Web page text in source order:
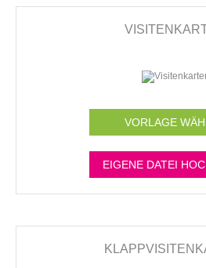
VORLAGE
EIGENE DATEI